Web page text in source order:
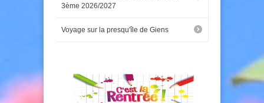
3ème 2026/2027
Voyage sur la presqu'île de Giens